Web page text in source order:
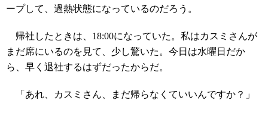
ープして、過熱状態になっているのだろう。
帰社したときは、18:00になっていた。私はカスミさんが
まだ席にいるのを見て、少し驚いた。今日は水曜日だか
ら、早く退社するはずだったからだ。
「あれ、カスミさん、まだ帰らなくていいんですか？」